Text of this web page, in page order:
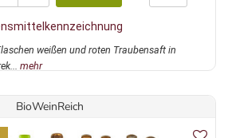
weißen und roten Traubensaft in
mehr
BioWeinReich